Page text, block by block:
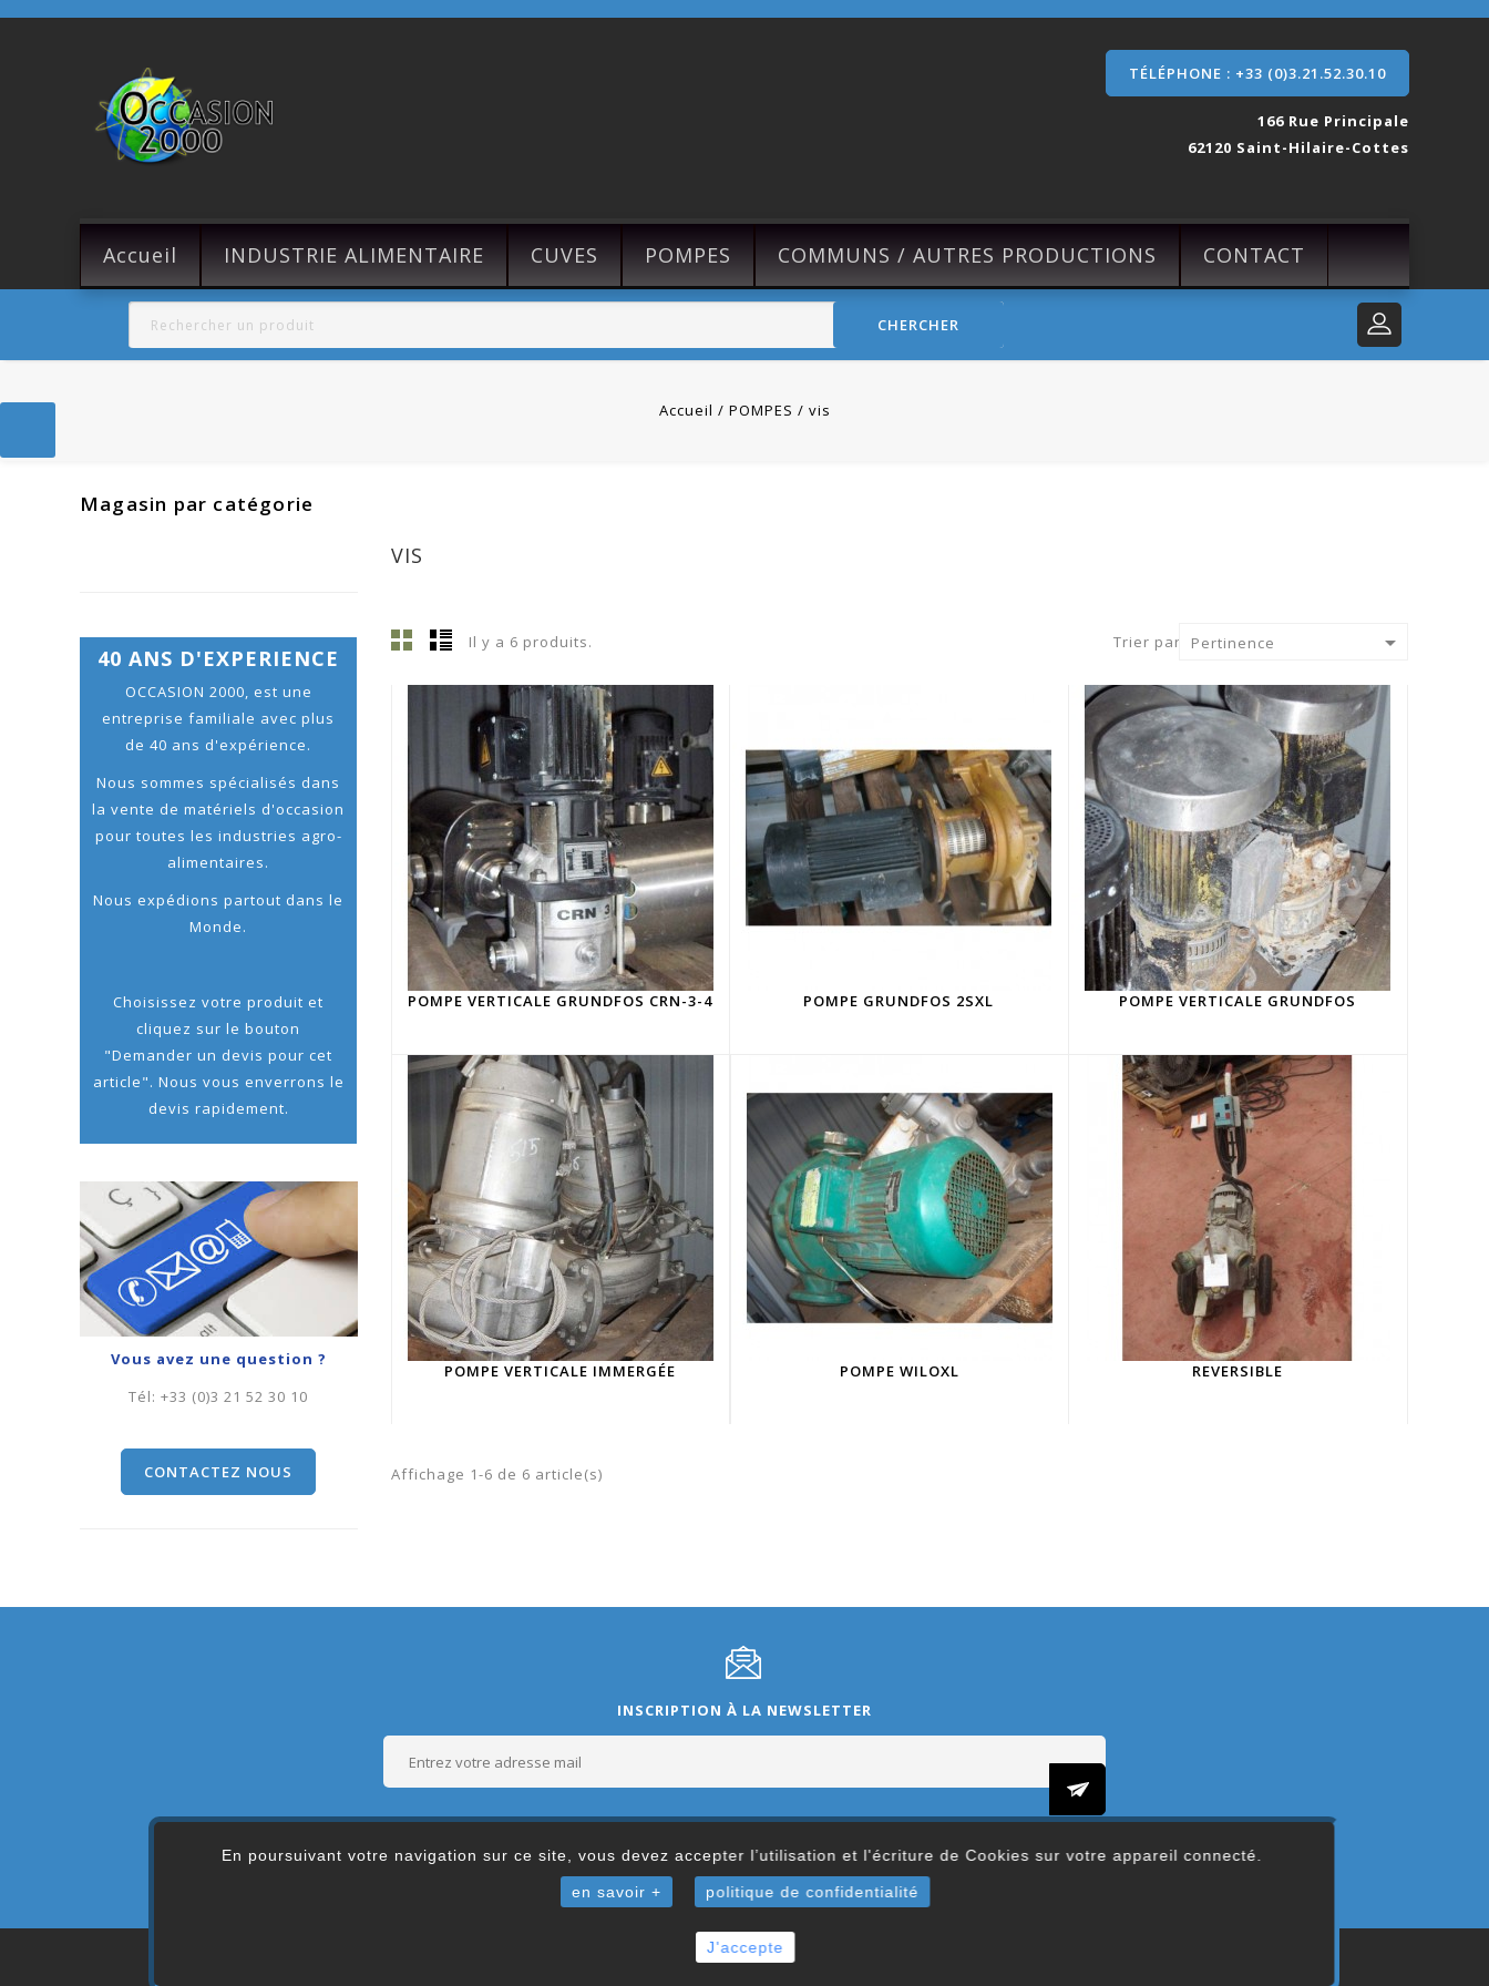
En poursuivant votre navigation sur ce site, vous devez accepter l’utilisation et l'écriture de Cookies sur votre appareil connecté.
en savoir + politique de confidentialité
J'accepte
TÉLÉPHONE : +33 (0)3.21.52.30.10
166 Rue Principale
62120 Saint-Hilaire-Cottes
Accueil INDUSTRIE ALIMENTAIRE CUVES POMPES COMMUNS / AUTRES PRODUCTIONS CONTACT
CHERCHER
Accueil POMPES vis
Magasin par catégorie
40 ANS D'EXPERIENCE
OCCASION 2000, est une
entreprise familiale avec plus
de 40 ans d'expérience.
Nous sommes spécialisés dans
la vente de matériels d'occasion
pour toutes les industries agro-
alimentaires.
Nous expédions partout dans le
Monde.
Choisissez votre produit et
cliquez sur le bouton
"Demander un devis pour cet
article". Nous vous enverrons le
devis rapidement.
Vous avez une question ?
Tél:+33 (0)3 21 52 30 10
CONTACTEZ NOUS
VIS
Il y a 6 produits. Trier par : Pertinence 
POMPE VERTICALE GRUNDFOS CRN-3-4 POMPE GRUNDFOS 2SXL POMPE VERTICALE GRUNDFOS
POMPE VERTICALE IMMERGÉE POMPE WILOXL REVERSIBLE
Affichage 1-6 de 6 article(s)
INSCRIPTION À LA NEWSLETTER